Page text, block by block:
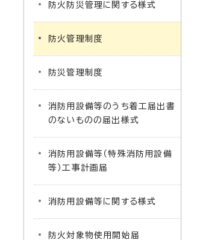
防火防災管理に関する様式
防火管理制度
防災管理制度
消防用設備等のうち着工届出書
のないものの届出様式
消防用設備等（特殊消防用設備
等）工事計画届
消防用設備等に関する様式
防火対象物使用開始届